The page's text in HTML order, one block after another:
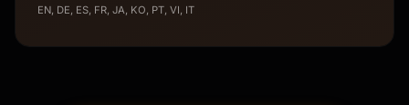
EN, DE, ES, FR, JA, KO, PT, VI, IT